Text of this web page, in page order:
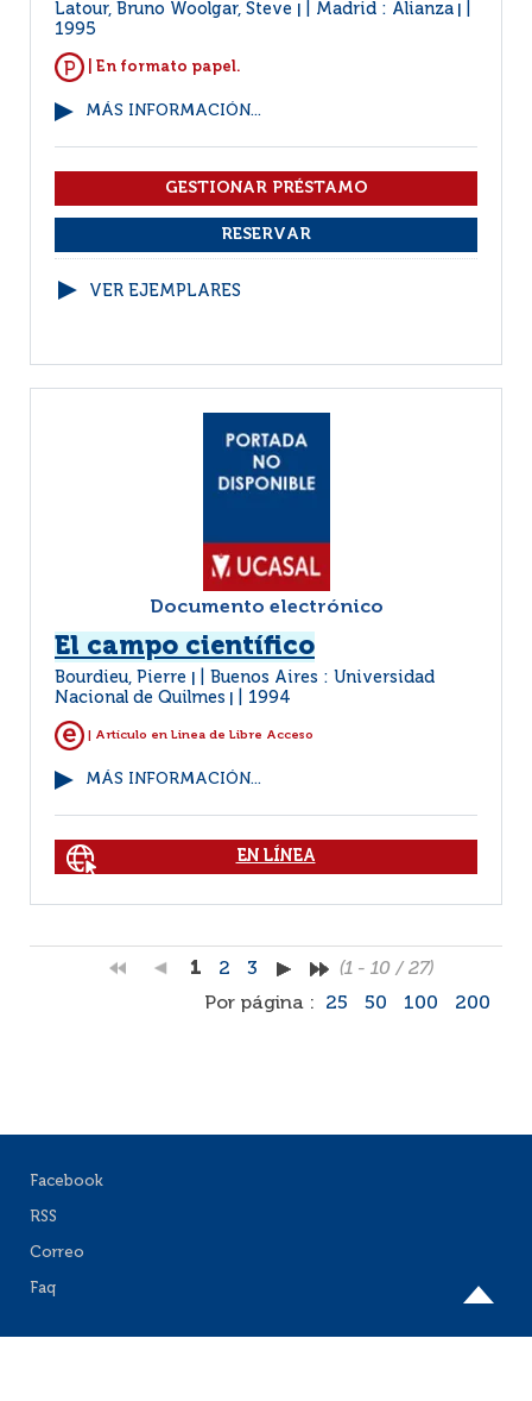
Latour, Bruno Woolgar, Steve Madrid : Alianza
1995
| En formato papel.
MÁS INFORMACIÓN...
VER EJEMPLARES
Documento electrónico
El campo científico
Bourdieu, Pierre
Buenos Aires : Universidad
Nacional de Quilmes
1994
| Artículo en Linea de Libre Acceso
MÁS INFORMACIÓN...
EN LÍNEA
1 2 3
(1 - 10 / 27)
Por página :
25 50 100 200
Facebook
RSS
Correo
Faq